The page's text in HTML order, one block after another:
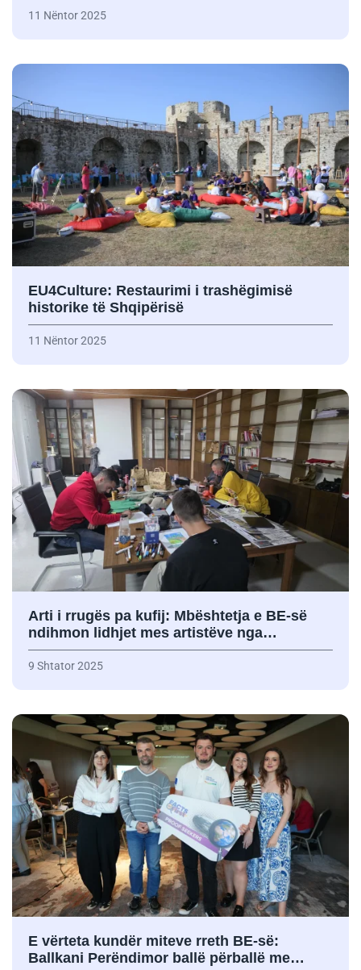
11 Nëntor 2025
EU4Culture: Restaurimi i trashëgimisë
historike të Shqipërisë
11 Nëntor 2025
Arti i rrugës pa kufij: Mbështetja e BE-së
ndihmon lidhjet mes artistëve nga…
9 Shtator 2025
E vërteta kundër miteve rreth BE-së:
Ballkani Perëndimor ballë përballë me…